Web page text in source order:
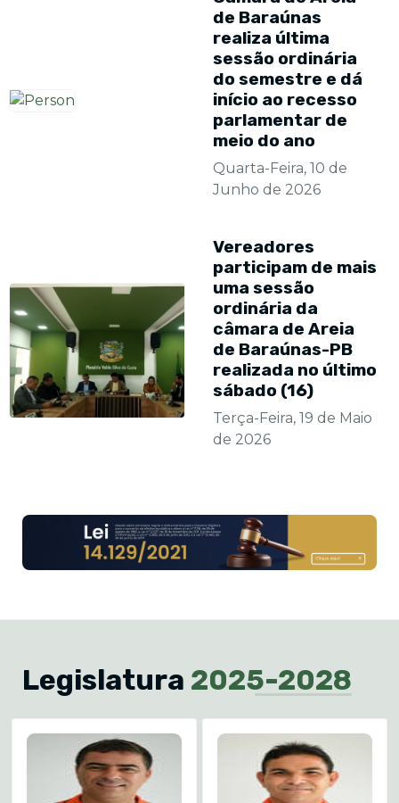
de Baraúnas
realiza última
sessão ordinária
do semestre e dá
início ao recesso
parlamentar de
meio do ano
Quarta-Feira, 10 de
Junho de 2026
Vereadores
participam de mais
uma sessão
ordinária da
câmara de Areia
de Baraúnas-PB
realizada no último
sábado (16)
Terça-Feira, 19 de Maio
de 2026
Legislatura 2025-2028